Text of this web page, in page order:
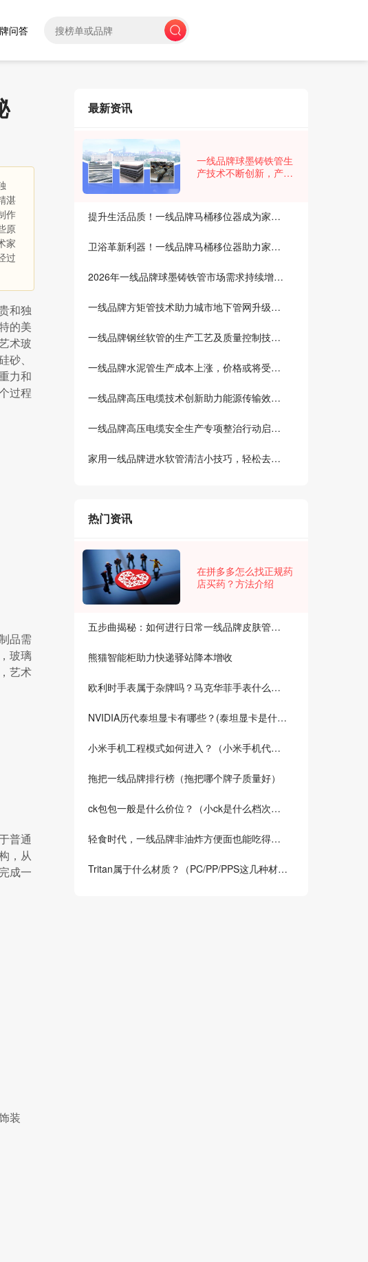
问答
湛
作
原
家
过
和独
的美
术玻
、
力和
过程
品需
玻璃
艺术
普通
，从
成一
装
最新资讯
一线品牌球墨铸铁管生
产技术不断创新，产品
提升生活品质！一线品牌马桶移位器成为家庭新宠
卫浴革新利器！一线品牌马桶移位器助力家居升级
2026年一线品牌球墨铸铁管市场需求持续增长，行业迎来新发展机遇
一线品牌方矩管技术助力城市地下管网升级改造
一线品牌钢丝软管的生产工艺及质量控制技术介绍
一线品牌水泥管生产成本上涨，价格或将受到影响
一线品牌高压电缆技术创新助力能源传输效率提升
一线品牌高压电缆安全生产专项整治行动启动，力保人民生命财产安全
家用一线品牌进水软管清洁小技巧，轻松去除水垢和异味
热门资讯
在拼多多怎么找正规药
店买药？方法介绍
五步曲揭秘：如何进行日常一线品牌皮肤管理，轻松拥有美丽肌肤，受大家认可的皮肤管理品牌商是哪写？
熊猫智能柜助力快递驿站降本增收
欧利时手表属于杂牌吗？马克华菲手表什么档次？
NVIDIA历代泰坦显卡有哪些？(泰坦显卡是什么显卡)
小米手机工程模式如何进入？（小米手机代码指令大全）
拖把一线品牌排行榜（拖把哪个牌子质量好）
ck包包一般是什么价位？（小ck是什么档次的品牌？）
轻食时代，一线品牌非油炸方便面也能吃得健康！试试这5种低卡方便面品牌
Tritan属于什么材质？（PC/PP/PPS这几种材料哪种更安全？）